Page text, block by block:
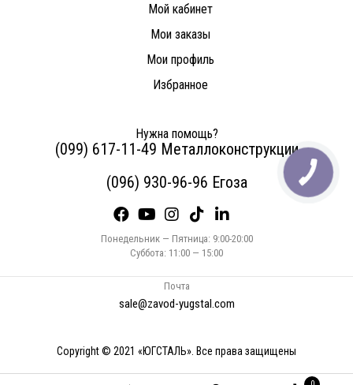
Мой кабинет
Мои заказы
Мои профиль
Избранное
Нужна помощь?
(099) 617-11-49 Металлоконструкции
(096) 930-96-96 Егоза
Понедельник — Пятница: 9:00-20:00
Суббота: 11:00 — 15:00
Почта
sale@zavod-yugstal.com
Copyright © 2021 «ЮГСТАЛЬ». Все права защищены